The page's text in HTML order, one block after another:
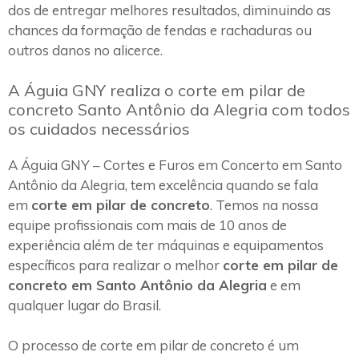
dos de entregar melhores resultados, diminuindo as
chances da formação de fendas e rachaduras ou
outros danos no alicerce.
A Águia GNY realiza o corte em pilar de
concreto Santo Antônio da Alegria com todos
os cuidados necessários
A Águia GNY – Cortes e Furos em Concerto em Santo
Antônio da Alegria, tem excelência quando se fala
em corte em pilar de concreto. Temos na nossa
equipe profissionais com mais de 10 anos de
experiência além de ter máquinas e equipamentos
específicos para realizar o melhor corte em pilar de
concreto em Santo Antônio da Alegria e em
qualquer lugar do Brasil.
O processo de corte em pilar de concreto é um